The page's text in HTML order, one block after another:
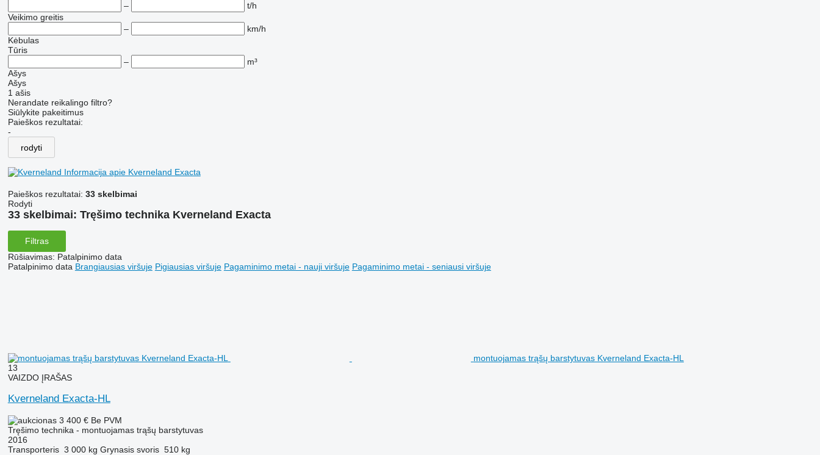
–
t/h
Veikimo greitis
–
km/h
Kėbulas
Tūris
–
m³
Ašys
Ašys
1 ašis
Nerandate reikalingo filtro?
Siūlykite pakeitimus
Paieškos rezultatai:
-
rodyti
Informacija apie Kverneland Exacta
Paieškos rezultatai: 33 skelbimai
Rodyti
33 skelbimai: Tręšimo technika Kverneland Exacta
Filtras
Rūšiavimas: Patalpinimo data
Patalpinimo data Brangiausias viršuje Pigiausias viršuje Pagaminimo metai - nauji viršuje Pagaminimo metai - seniausi viršuje
montuojamas trąšų barstytuvas Kverneland Exacta-HL
13
VAIZDO ĮRAŠAS
Kverneland Exacta-HL
3 400 € Be PVM
Tręšimo technika - montuojamas trąšų barstytuvas
2016
Transporteris 3 000 kg Grynasis svoris 510 kg